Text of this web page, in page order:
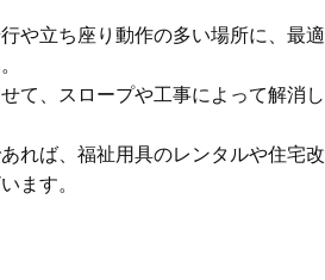
や立ち座り動作の多い場所に、最適
て、スロープや工事によって解消し
れば、福祉用具のレンタルや住宅改
ます。